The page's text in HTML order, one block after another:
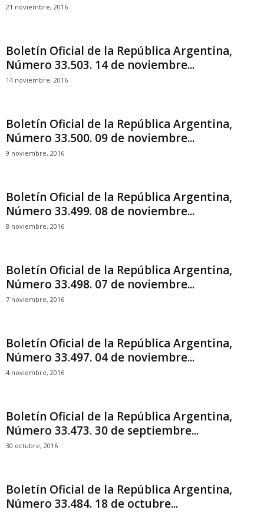
21 noviembre, 2016
Boletín Oficial de la República Argentina,
Número 33.503. 14 de noviembre...
14 noviembre, 2016
Boletín Oficial de la República Argentina,
Número 33.500. 09 de noviembre...
9 noviembre, 2016
Boletín Oficial de la República Argentina,
Número 33.499. 08 de noviembre...
8 noviembre, 2016
Boletín Oficial de la República Argentina,
Número 33.498. 07 de noviembre...
7 noviembre, 2016
Boletín Oficial de la República Argentina,
Número 33.497. 04 de noviembre...
4 noviembre, 2016
Boletín Oficial de la República Argentina,
Número 33.473. 30 de septiembre...
30 octubre, 2016
Boletín Oficial de la República Argentina,
Número 33.484. 18 de octubre...